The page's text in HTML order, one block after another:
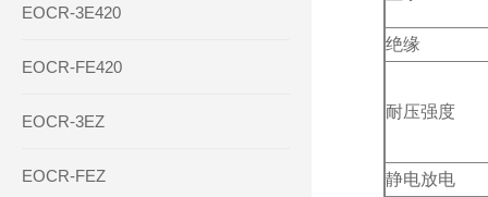
EOCR-3E420
EOCR-FE420
EOCR-3EZ
EOCR-FEZ
绝缘
耐压强度
静电放电